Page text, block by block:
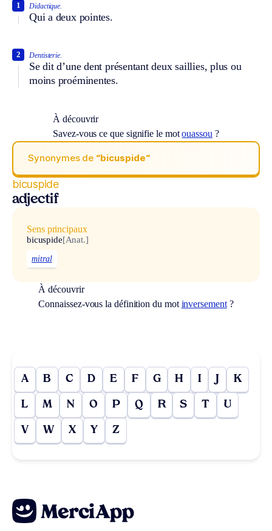
Didactique.
Qui a deux pointes.
1
Dentisterie.
Se dit d’une dent présentant deux saillies, plus ou
moins proéminentes.
2
À découvrir
Savez-vous ce que signifie le motouassou ?
Synonymes de “bicuspide“
bicuspide
adjectif
Sens principaux
bicuspide[Anat.]
mitral
À découvrir
Connaissez-vous la définition du mot inversement?
A B C D E F G H I J K
L M N O P Q R S T U
V W X Y Z